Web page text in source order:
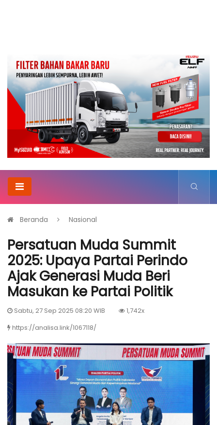
Beranda Nasional
Persatuan Muda Summit
2025: Upaya Partai Perindo
Ajak Generasi Muda Beri
Masukan ke Partai Politik
Sabtu, 27 Sep 2025 08:20 WIB
1,742x
https://analisa.link/1067118/